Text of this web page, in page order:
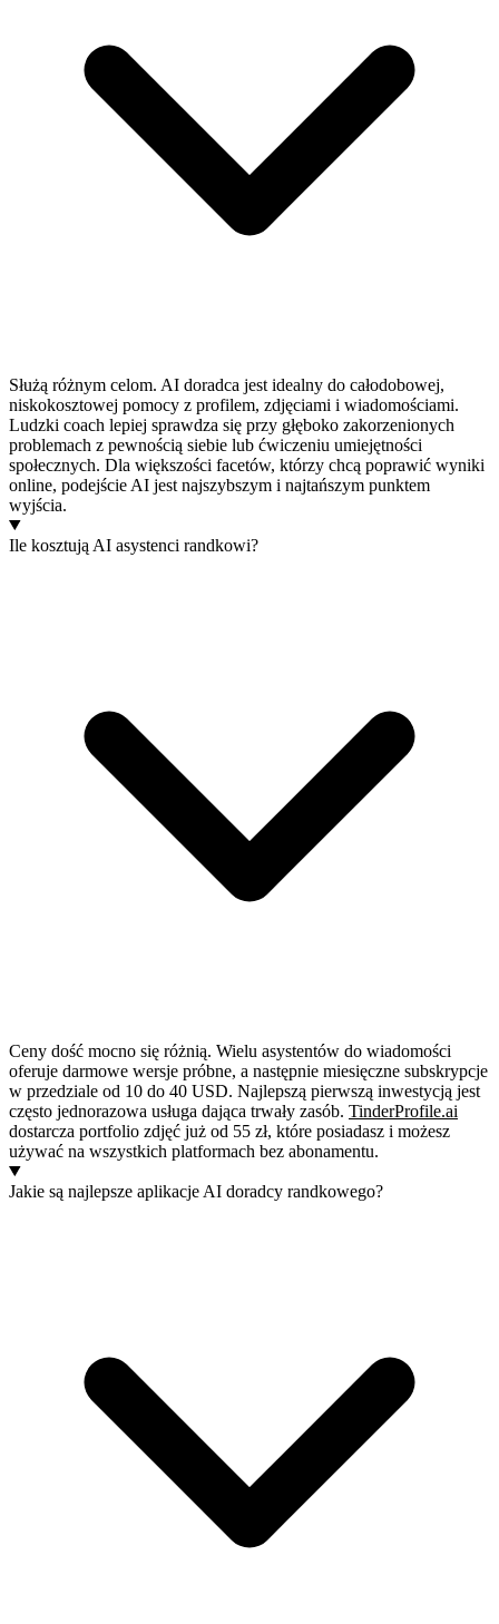
Służą różnym celom. AI doradca jest idealny do całodobowej,
niskokosztowej pomocy z profilem, zdjęciami i wiadomościami.
Ludzki coach lepiej sprawdza się przy głęboko zakorzenionych
problemach z pewnością siebie lub ćwiczeniu umiejętności
społecznych. Dla większości facetów, którzy chcą poprawić wyniki
online, podejście AI jest najszybszym i najtańszym punktem
wyjścia.
Ile kosztują AI asystenci randkowi?
Ceny dość mocno się różnią. Wielu asystentów do wiadomości
oferuje darmowe wersje próbne, a następnie miesięczne subskrypcje
w przedziale od 10 do 40 USD. Najlepszą pierwszą inwestycją jest
często jednorazowa usługa dająca trwały zasób. TinderProfile.ai
dostarcza portfolio zdjęć już od 55 zł, które posiadasz i możesz
używać na wszystkich platformach bez abonamentu.
Jakie są najlepsze aplikacje AI doradcy randkowego?